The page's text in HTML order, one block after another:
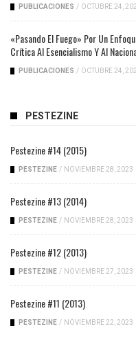
PUBLICACIONES / OCTUBRE 24,
«Pasando El Fuego» Por Un
Crítica Al Esencialismo Y Al
PUBLICACIONES / OCTUBRE 24,
PESTEZINE
Pestezine #14 (2015)
PESTEZINE / NOVIEMBRE 28, 2023
Pestezine #13 (2014)
PESTEZINE / NOVIEMBRE 28, 2023
Pestezine #12 (2013)
PESTEZINE / NOVIEMBRE 27, 2023
Pestezine #11 (2013)
PESTEZINE / NOVIEMBRE 22, 2023